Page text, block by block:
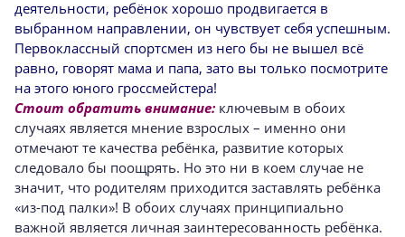
деятельности, ребёнок хорошо продвигается в
выбранном направлении, он чувствует себя успешным.
Первоклассный спортсмен из него бы не вышел всё
равно, говорят мама и папа, зато вы только посмотрите
на этого юного гроссмейстера!
Стоит обратить внимание: ключевым в обоих
случаях является мнение взрослых – именно они
отмечают те качества ребёнка, развитие которых
следовало бы поощрять. Но это ни в коем случае не
значит, что родителям приходится заставлять ребёнка
«из-под палки»! В обоих случаях принципиально
важной является личная заинтересованность ребёнка.